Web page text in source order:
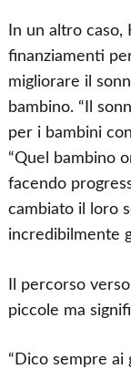
In un altro
finanziamenti
migliorare il
bambino. “Il
per i bambini
“Quel bambino
facendo
cambiato il loro
incredibilmente
Il percorso
piccole ma
“Dico sempre ai